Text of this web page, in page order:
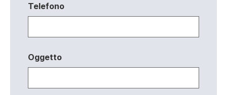
Telefono
Oggetto